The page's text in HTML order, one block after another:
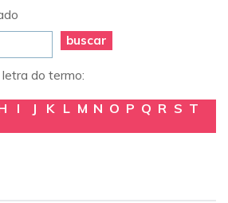
buscar
do termo:
I J K L M N O P Q R S T